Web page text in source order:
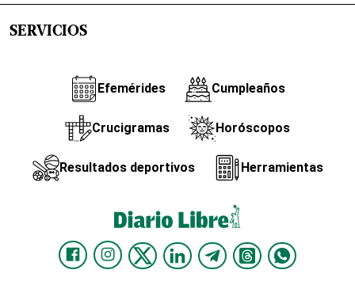
SERVICIOS
Efemérides Cumpleaños
Crucigramas Horóscopos
Resultados deportivos Herramientas